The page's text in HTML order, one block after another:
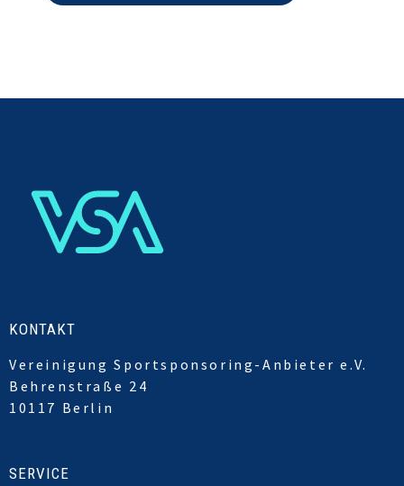
KONTAKT
Vereinigung Sportsponsoring-Anbieter e.V.
Behrenstraße 24
10117 Berlin
SERVICE